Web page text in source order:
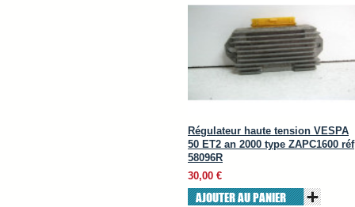
Régulateur haute tension VESPA
50 ET2 an 2000 type ZAPC1600 réf
58096R
30,00 €
AJOUTER AU PANIER